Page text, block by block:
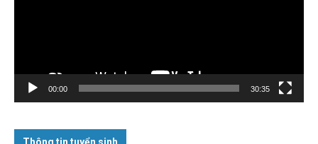
00:00 30:35
Thông tin tuyển sinh